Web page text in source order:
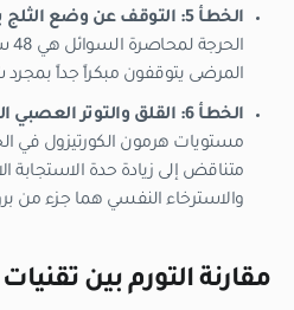
الخطأ 5: التوقف عن وضع الثلج بعد 24 ساعة.
المرضى يتوقفون مبكراً جداً
الخطأ 6: القلق والتوتر العصبي المفرط.
مستويات هرمون الكورتيزول في
متناقض إلى زيادة حدة الاستجابة
والاسترخاء النفسي هما جزء من
مقارنة التورم بين